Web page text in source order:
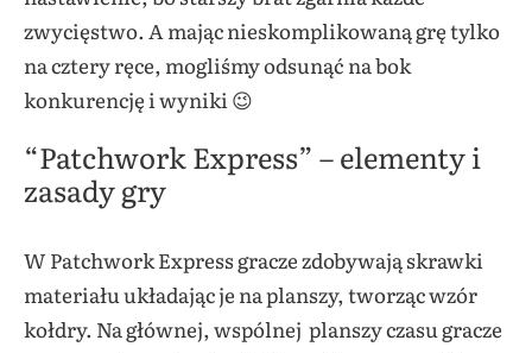
zwycięstwo. A mając nieskomplikowaną grę tylko
na cztery ręce, mogliśmy odsunąć na bok
konkurencję i wyniki 😉
“Patchwork Express” – elementy i
zasady gry
W Patchwork Express gracze zdobywają skrawki
materiału układając je na planszy, tworząc wzór
kołdry. Na głównej, wspólnej planszy czasu gracze